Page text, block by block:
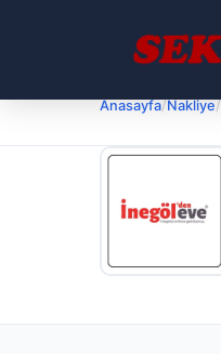
Anasayfa/Nakliye/